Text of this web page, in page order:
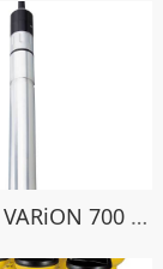
德国WTW VARiON 700 IQ在线氨氮硝氮二合一探头